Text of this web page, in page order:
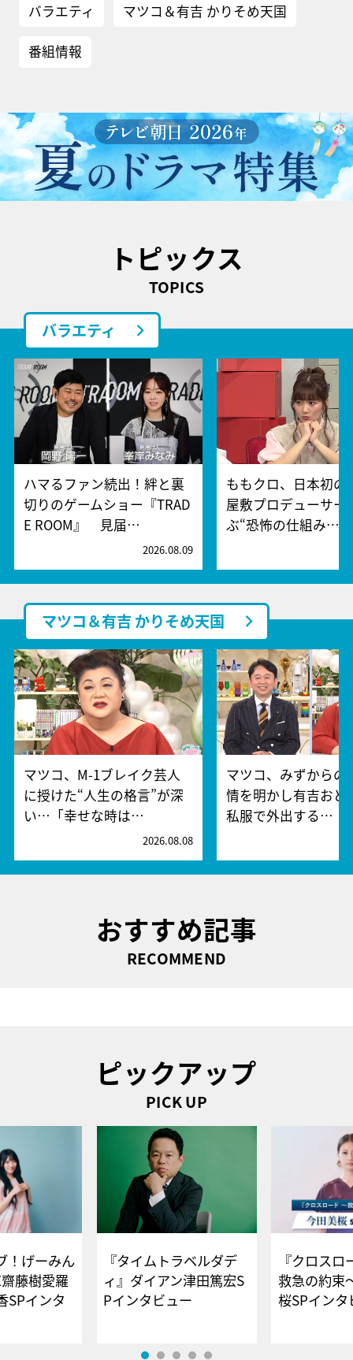
バラエティ マツコ＆有吉 かりそめ天国
番組情報
トピックス
TOPICS
バラエティ
ハマるファン続出！絆と裏
切りのゲームショー『TRAD
E ROOM』 見届…
2026.08.09
ももクロ、日本初の
屋敷プロデューサー
ぶ“恐怖の仕組み…
マツコ＆有吉 かりそめ天国
マツコ、M-1ブレイク芸人
に授けた“人生の格言”が深
い…「幸せな時は…
2026.08.08
マツコ、みずからの
情を明かし有吉おど
私服で外出する…
おすすめ記事
RECOMMEND
ピックアップ
PICK UP
！げーみん
藤樹愛羅
SPインタ
『タイムトラベルダデ
ィ』ダイアン津田篤宏S
Pインタビュー
『クロス
救急の約束
桜SPイ